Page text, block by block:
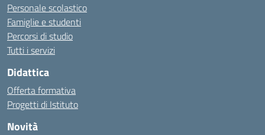
Personale scolastico
Famiglie e studenti
Percorsi di studio
Tutti i servizi
Didattica
Offerta formativa
Progetti di Istituto
Novità